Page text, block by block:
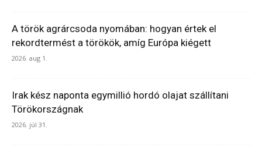
A török agrárcsoda nyomában: hogyan értek el
rekordtermést a törökök, amíg Európa kiégett
2026. aug 1.
Irak kész naponta egymillió hordó olajat szállítani
Törökországnak
2026. júl 31.